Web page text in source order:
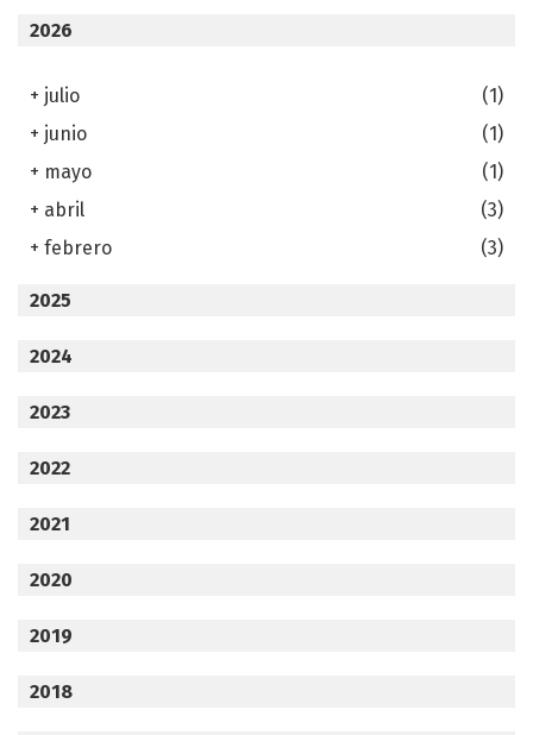
2026
+ julio
(1)
+ junio
(1)
+ mayo
(1)
+ abril
(3)
+ febrero (3)
2025
2024
2023
2022
2021
2020
2019
2018